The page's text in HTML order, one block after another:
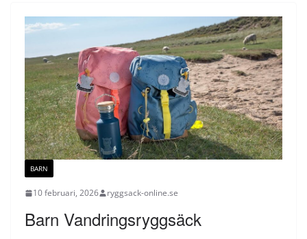
BARN
10 februari, 2026 ryggsack-online.se
Barn Vandringsryggsäck